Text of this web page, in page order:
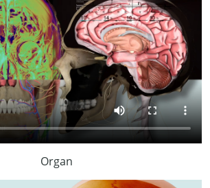
Organ